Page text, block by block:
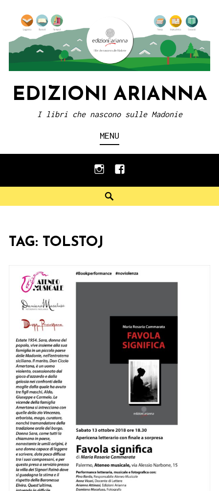
content
EDIZIONI ARIANNA
I libri che nascono sulle Madonie
MENU
instagramfacebook
TAG: TOLSTOJ